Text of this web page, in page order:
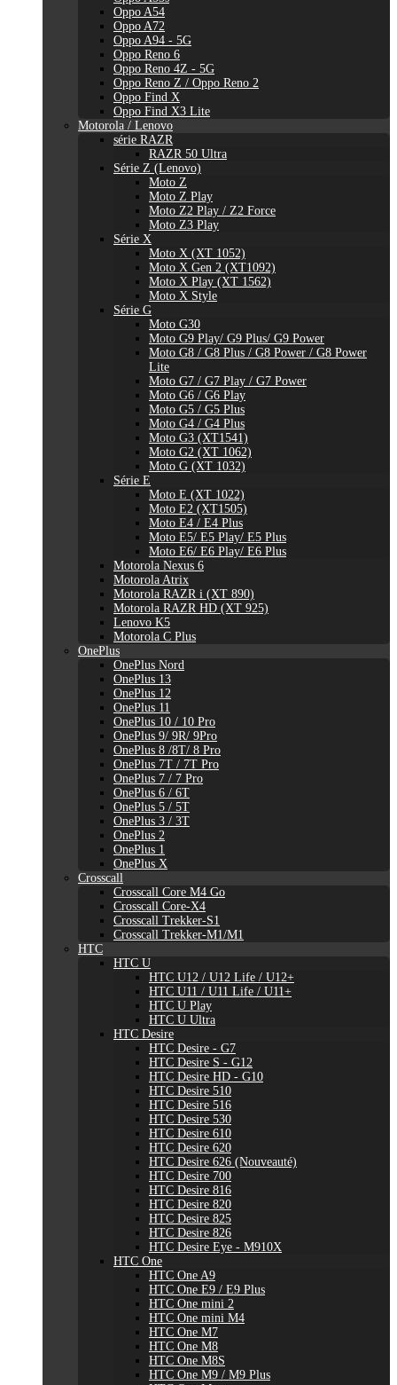
Oppo A54
Oppo A72
Oppo A94 - 5G
Oppo Reno 6
Oppo Reno 4Z - 5G
Oppo Reno Z / Oppo Reno 2
Oppo Find X
Oppo Find X3 Lite
Motorola / Lenovo
série RAZR
RAZR 50 Ultra
Série Z (Lenovo)
Moto Z
Moto Z Play
Moto Z2 Play / Z2 Force
Moto Z3 Play
Série X
Moto X (XT 1052)
Moto X Gen 2 (XT1092)
Moto X Play (XT 1562)
Moto X Style
Série G
Moto G30
Moto G9 Play/ G9 Plus/ G9 Power
Moto G8 / G8 Plus / G8 Power / G8 Power
Lite
Moto G7 / G7 Play / G7 Power
Moto G6 / G6 Play
Moto G5 / G5 Plus
Moto G4 / G4 Plus
Moto G3 (XT1541)
Moto G2 (XT 1062)
Moto G (XT 1032)
Série E
Moto E (XT 1022)
Moto E2 (XT1505)
Moto E4 / E4 Plus
Moto E5/ E5 Play/ E5 Plus
Moto E6/ E6 Play/ E6 Plus
Motorola Nexus 6
Motorola Atrix
Motorola RAZR i (XT 890)
Motorola RAZR HD (XT 925)
Lenovo K5
Motorola C Plus
OnePlus
OnePlus Nord
OnePlus 13
OnePlus 12
OnePlus 11
OnePlus 10 / 10 Pro
OnePlus 9/ 9R/ 9Pro
OnePlus 8 /8T/ 8 Pro
OnePlus 7T / 7T Pro
OnePlus 7 / 7 Pro
OnePlus 6 / 6T
OnePlus 5 / 5T
OnePlus 3 / 3T
OnePlus 2
OnePlus 1
OnePlus X
Crosscall
Crosscall Core M4 Go
Crosscall Core-X4
Crosscall Trekker-S1
Crosscall Trekker-M1/M1
HTC
HTC U
HTC U12 / U12 Life / U12+
HTC U11 / U11 Life / U11+
HTC U Play
HTC U Ultra
HTC Desire
HTC Desire - G7
HTC Desire S - G12
HTC Desire HD - G10
HTC Desire 510
HTC Desire 516
HTC Desire 530
HTC Desire 610
HTC Desire 620
HTC Desire 626 (Nouveauté)
HTC Desire 700
HTC Desire 816
HTC Desire 820
HTC Desire 825
HTC Desire 826
HTC Desire Eye - M910X
HTC One
HTC One A9
HTC One E9 / E9 Plus
HTC One mini 2
HTC One mini M4
HTC One M7
HTC One M8
HTC One M8S
HTC One M9 / M9 Plus